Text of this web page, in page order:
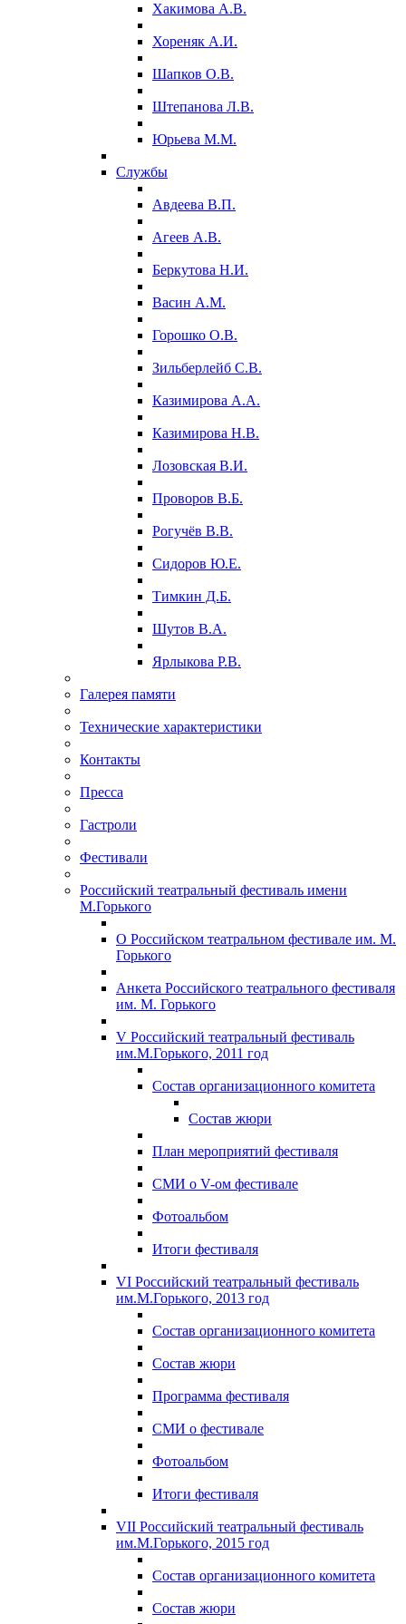
Хакимова А.В.
Хореняк А.И.
Шапков О.В.
Штепанова Л.В.
Юрьева М.М.
Службы
Авдеева В.П.
Агеев А.В.
Беркутова Н.И.
Васин А.М.
Горошко О.В.
Зильберлейб С.В.
Казимирова А.А.
Казимирова Н.В.
Лозовская В.И.
Проворов В.Б.
Рогучёв В.В.
Сидоров Ю.Е.
Тимкин Д.Б.
Шутов В.А.
Ярлыкова Р.В.
Галерея памяти
Технические характеристики
Контакты
Пресса
Гастроли
Фестивали
Российский театральный фестиваль имени
М.Горького
О Российском театральном фестивале им. М.
Горького
Анкета Российского театрального фестиваля
им. М. Горького
V Российский театральный фестиваль
им.М.Горького, 2011 год
Состав организационного комитета
Состав жюри
План мероприятий фестиваля
СМИ о V-ом фестивале
Фотоальбом
Итоги фестиваля
VI Российский театральный фестиваль
им.М.Горького, 2013 год
Состав организационного комитета
Состав жюри
Программа фестиваля
СМИ о фестивале
Фотоальбом
Итоги фестиваля
VII Российский театральный фестиваль
им.М.Горького, 2015 год
Состав организационного комитета
Состав жюри